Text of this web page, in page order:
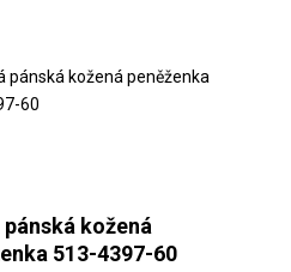
pánská kožená
513-4397-60